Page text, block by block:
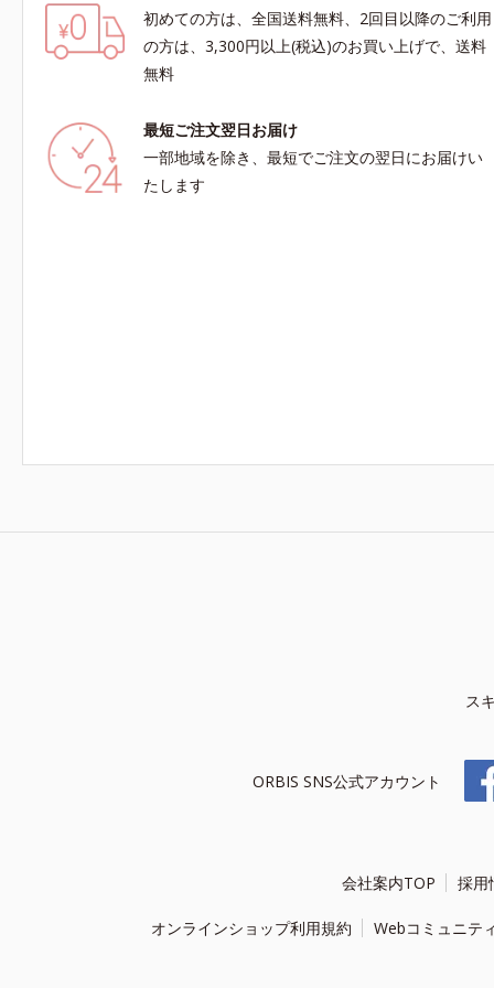
初めての方は、全国送料無料、2回目以降のご利用
の方は、3,300円以上(税込)のお買い上げで、送料
無料
最短ご注文翌日お届け
一部地域を除き、最短でご注文の翌日にお届けい
たします
ス
ORBIS SNS公式アカウント
会社案内TOP 採用
オンラインショップ利用規約 Webコミュニテ